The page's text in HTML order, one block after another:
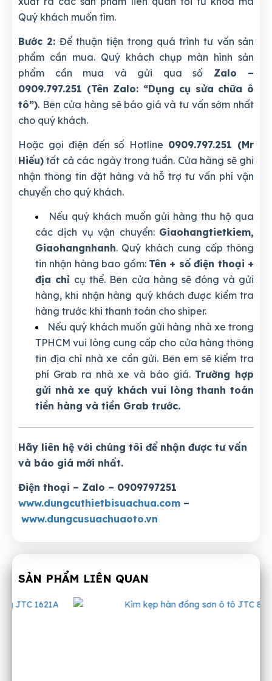
Quý khách muốn tìm.
Bước 2: Để thuận tiện trong quá trình tư vấn sản
phẩm cần mua. Quý khách chụp màn hình sản
phẩm cần mua và gửi qua số Zalo –
0909.797.251 (Tên Zalo: “Dụng cụ sửa chữa ô
tô”). Bên cửa hàng sẽ báo giá và tư vấn sớm nhất
cho quý khách.
Hoặc gọi điện đến số Hotline 0909.797.251 (Mr
Hiếu) tất cả các ngày trong tuần. Cửa hàng sẽ ghi
nhận thông tin đặt hàng và hỗ trợ tư vấn phí vận
chuyển cho quý khách.
Nếu quý khách muốn gửi hàng thu hộ qua
các dịch vụ vận chuyển: Giaohangtietkiem,
Giaohangnhanh. Quý khách cung cấp thông
tin nhận hàng bao gồm: Tên + số điện thoại +
địa chỉ cụ thể. Bên cửa hàng sẽ đóng và gửi
hàng, khi nhận hàng quý khách được kiểm tra
hàng trước khi thanh toán cho shiper.
Nếu quý khách muốn gửi hàng nhà xe trong
TPHCM vui lòng cung cấp cho cửa hàng thông
tin địa chỉ nhà xe cần gửi. Bên em sẽ kiểm tra
phí Grab ra nhà xe và báo giá. Trường hợp
gửi nhà xe quý khách vui lòng thanh toán
tiền hàng và tiền Grab trước.
Hãy liên hệ với chúng tôi để nhận được tư vấn
và báo giá mới nhất.
Điện thoại – Zalo – 0909797251
www.dungcuthietbisuachua.com –
www.dungcusuachuaoto.vn
SẢN PHẨM LIÊN QUAN